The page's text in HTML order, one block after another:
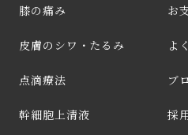
膝の痛み
皮膚のシワ・たるみ
点滴療法
幹細胞上清液
お
よ
ブ
採